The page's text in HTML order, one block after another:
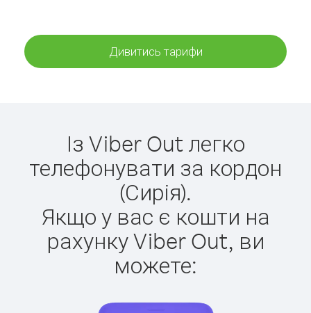
Дивитись тарифи
Із Viber Out легко
телефонувати за кордон
(Сирія).
Якщо у вас є кошти на
рахунку Viber Out, ви
можете: